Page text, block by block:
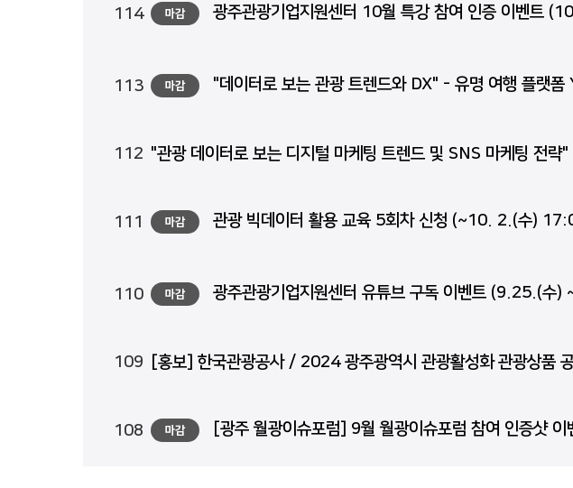
114 마감 광주관광기업지원센터 10월 특강 참여 인증 이벤트
113 마감 "데이터로 보는 관광 트렌드와 DX" - 유명 여행 플랫
112 "관광 데이터로 보는 디지털 마케팅 트렌드 및 SNS 마케팅 전
111 마감 관광 빅데이터 활용 교육 5회차 신청 (~10. 2.(수)
110 마감 광주관광기업지원센터 유튜브 구독 이벤트 (9.25.(수
109 [홍보] 한국관광공사 / 2024 광주광역시 관광활성화 관광상품
108 마감 [광주 월광이슈포럼] 9월 월광이슈포럼 참여 인증샷